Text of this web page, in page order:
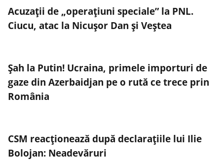
Acuzații de „operațiuni speciale” la PNL.
Ciucu, atac la Nicușor Dan și Veștea
Șah la Putin! Ucraina, primele importuri de
gaze din Azerbaidjan pe o rută ce trece prin
România
CSM reacționează după declarațiile lui Ilie
Bolojan: Neadevăruri